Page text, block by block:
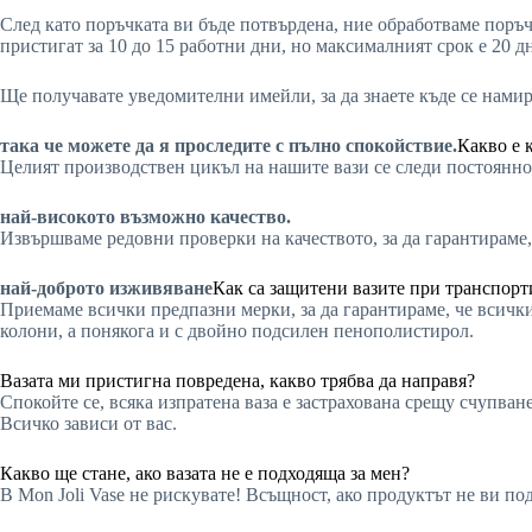
След като поръчката ви бъде потвърдена, ние обработваме
пристигат за 10 до 15 работни дни, но максималният срок е 20
Ще получавате уведомителни имейли, за да знаете къде се
така че можете да я проследите с пълно спокойствие.Какво е
Целият производствен цикъл на нашите вази се следи
най-високото възможно качество.
Извършваме редовни проверки на качеството, за да
най-доброто изживяванеКак са защитени вазите при
Приемаме всички предпазни мерки, за да гарантираме, че
колони, а понякога и с двойно подсилен пенополистирол.
Вазата ми пристигна повредена, какво трябва да направя?
Спокойте се, всяка изпратена ваза е застрахована срещу
Всичко зависи от вас.
Какво ще стане, ако вазата не е подходяща за мен?
В Mon Joli Vase не рискувате! Всъщност, ако продуктът не ви